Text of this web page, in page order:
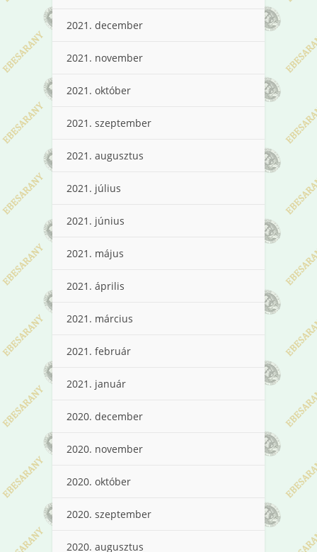
2021. december
2021. november
2021. október
2021. szeptember
2021. augusztus
2021. július
2021. június
2021. május
2021. április
2021. március
2021. február
2021. január
2020. december
2020. november
2020. október
2020. szeptember
2020. augusztus